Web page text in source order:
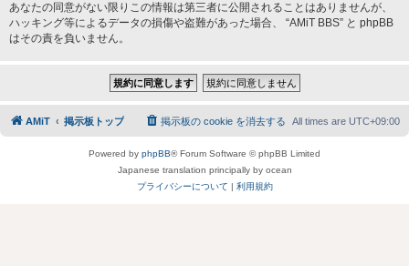
あなたの同意がない限りこの情報は第三者に公開されることはありませんが、
ハッキング等によるデータの損傷や盗難があった場合、 “AMiT BBS” と phpBB
はその責を負いません。
AMiT 掲示板トップ All times are UTC+09:00
掲示板の cookie を消去する
Powered by phpBB® Forum Software © phpBB Limited
Japanese translation principally by ocean
プライバシーについて | 利用規約